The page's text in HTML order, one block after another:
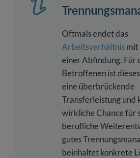
Oftmals endet das
Arbeitsverhältnismit
einer Abfindung. Für
Betroffenen ist
eine überbrückende
Transferleistung und
wirkliche Chance für
berufliche
gutes
beinhaltet konkrete